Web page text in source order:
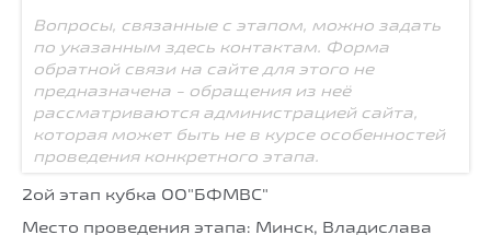
Вопросы, связанные с этапом, можно задать
по указанным здесь контактам. Форма
обратной связи на сайте для этого не
предназначена - обращения из неё
рассматриваются администрацией сайта,
которая может быть не в курсе особенностей
проведения конкретного этапа.
2ой этап кубка ОО"БФМВС"
Место проведения этапа: Минск, Владислава